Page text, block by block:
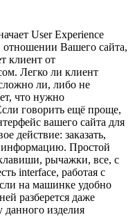
User Experience
Вашего сайта,
клиент от
Легко ли клиент
ли, либо не
что нужно
говорить ещё проще,
вашего сайта для
действие: заказать,
Простой
рычажки, все, с
interface, работая с
на машинке удобно
разберется даже
данного изделия